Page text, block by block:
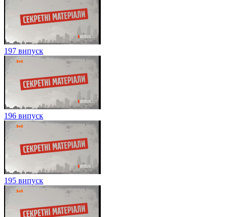
197 випуск
196 випуск
195 випуск